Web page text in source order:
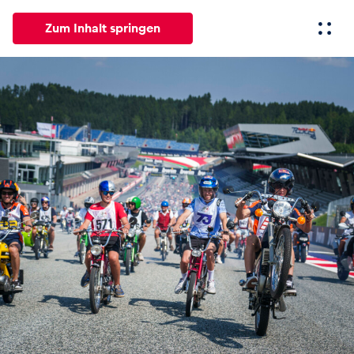
Zum Inhalt springen
Alle Events Erlebnisse Seiten
News
Alle anzeigen
Events
Alle anzeigen